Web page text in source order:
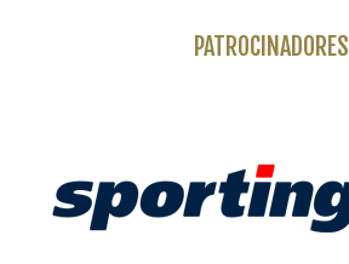
PATROCINADORES